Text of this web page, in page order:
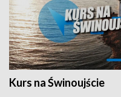
Kurs na Świnoujście